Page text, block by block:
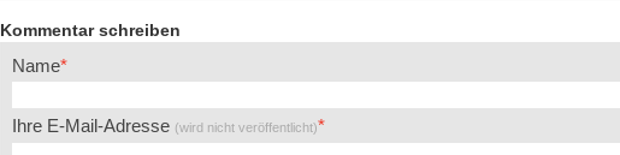
Kommentar schreiben
Name
Ihre E-Mail-Adresse (wird nicht veröffentlicht)